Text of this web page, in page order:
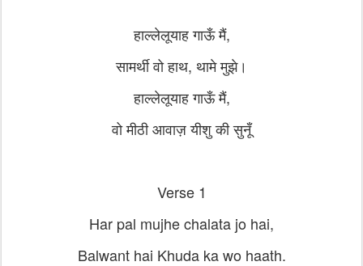
हाल्लेलूयाह गाऊँ मैं,
सामर्थी वो हाथ, थामे मुझे।
हाल्लेलूयाह गाऊँ मैं,
वो मीठी आवाज़ यीशु की सुनूँ
Verse 1
Har pal mujhe chalata jo hai,
Balwant hai Khuda ka wo haath.